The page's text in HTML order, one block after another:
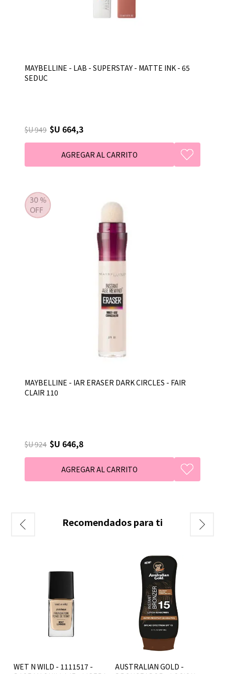
MAYBELLINE - LAB - SUPERSTAY - MATTE INK - 65
SEDUC
$U 949 $U 664,3
MAYBELLINE - IAR ERASER DARK CIRCLES - FAIR
CLAIR 110
$U 924 $U 646,8
Recomendados para ti
AUSTRALIAN GOLD -
CeraVe - GEL LIMPIADOR